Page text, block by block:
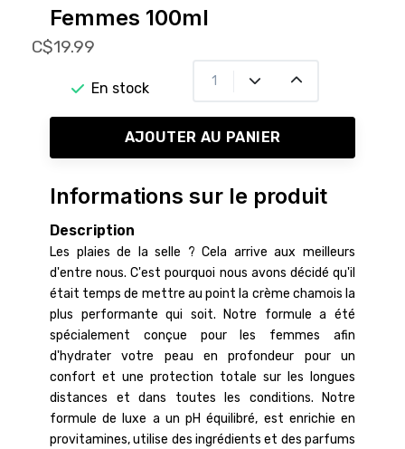
Femmes 100ml
C$19.99
En stock
AJOUTER AU PANIER
Informations sur le produit
Description
Les plaies de la selle ? Cela arrive aux meilleurs
d'entre nous. C'est pourquoi nous avons décidé qu'il
était temps de mettre au point la crème chamois la
plus performante qui soit. Notre formule a été
spécialement conçue pour les femmes afin
d'hydrater votre peau en profondeur pour un
confort et une protection totale sur les longues
distances et dans toutes les conditions. Notre
formule de luxe a un pH équilibré, est enrichie en
provitamines, utilise des ingrédients et des parfums